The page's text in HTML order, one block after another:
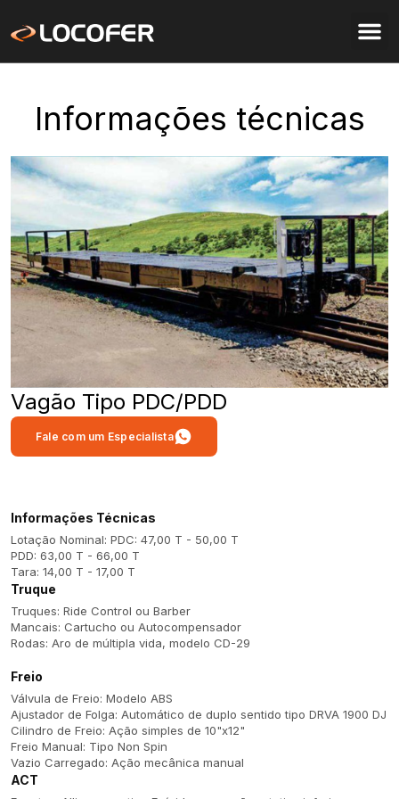
Informações técnicas
Vagão Tipo PDC/PDD
Fale com um Especialista
Informações Técnicas
Lotação Nominal: PDC: 47,00 T - 50,00 T
PDD: 63,00 T - 66,00 T
Tara: 14,00 T - 17,00 T
Truque
Truques: Ride Control ou Barber
Mancais: Cartucho ou Autocompensador
Rodas: Aro de múltipla vida, modelo CD-29
Freio
Válvula de Freio: Modelo ABS
Ajustador de Folga: Automático de duplo sentido tipo DRVA 1900 DJ
Cilindro de Freio: Ação simples de 10"x12"
Freio Manual: Tipo Non Spin
Vazio Carregado: Ação mecânica manual
ACT